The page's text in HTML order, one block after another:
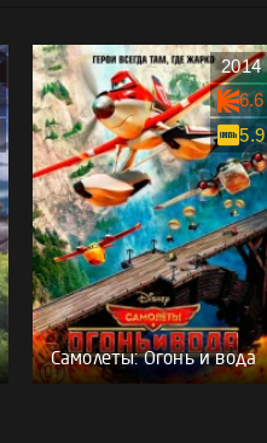
Самолеты: Огонь и вода
2014
6.6
5.9